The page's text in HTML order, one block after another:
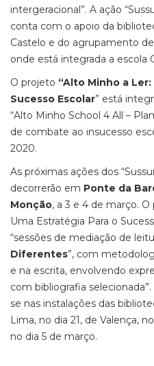
intergeracional”. A ação
conta com o apoio da
Castelo e do agrupamento
onde está integrada a escola
O projeto “Alto Minho a
Sucesso Escolar” está
“Alto Minho School 4 All –
de combate ao insucesso
2020.
As próximas ações dos
decorrerão em Ponte da
Monção, a 3 e 4 de março.
Uma Estratégia Para o
“sessões de mediação de
Diferentes”, com
e na escrita, envolvendo
com bibliografia
se nas instalações das
Lima, no dia 21, de Valença,
no dia 5 de março.